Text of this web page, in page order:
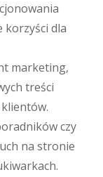
korzyści dla
marketing,
treści
czy
na stronie